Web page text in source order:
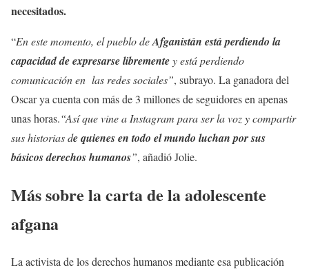
necesitados.
“En este momento, el pueblo deAfganistán está perdiendo la
capacidad de expresarse librementey está perdiendo
comunicación en las redes sociales”, subrayo. La ganadora del
Oscar ya cuenta con más de 3 millones de seguidores en apenas
unas horas.“Así que vine a Instagram para ser la voz y compartir
sus historias de quienes en todo el mundo luchan por sus
básicos derechos humanos”, añadió Jolie.
Más sobre la carta de la adolescente
afgana
La activista de los derechos humanos mediante esa publicación